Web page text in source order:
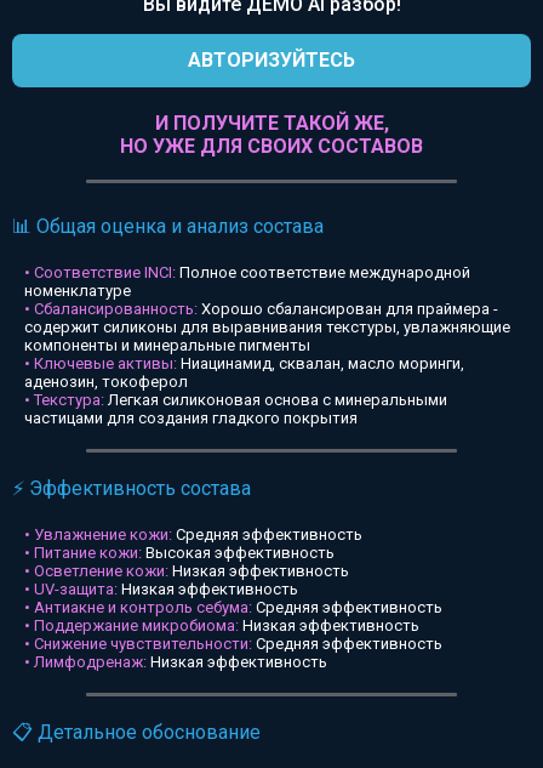
АВТОРИЗУЙТЕСЬ
И ПОЛУЧИТЕ ТАКОЙ ЖЕ,
НО УЖЕ ДЛЯ СВОИХ СОСТАВОВ
📊 Общая оценка и анализ состава
• Соответствие INCI: Полное соответствие международной
номенклатуре
• Сбалансированность: Хорошо сбалансирован для праймера -
содержит силиконы для выравнивания текстуры, увлажняющие
компоненты и минеральные пигменты
• Ключевые активы: Ниацинамид, сквалан, масло моринги,
аденозин, токоферол
• Текстура:Легкая силиконовая основа с минеральными
частицами для создания гладкого покрытия
⚡ Эффективность состава
• Увлажнение кожи: Средняя эффективность
• Питание кожи: Высокая эффективность
• Осветление кожи: Низкая эффективность
• UV-защита: Низкая эффективность
• Антиакне и контроль себума: Средняя эффективность
• Поддержание микробиома: Низкая эффективность
• Снижение чувствительности: Средняя эффективность
• Лимфодренаж: Низкая эффективность
📋 Детальное обоснование